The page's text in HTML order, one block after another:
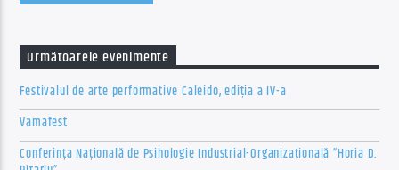
Următoarele evenimente
Festivalul de arte performative Caleido, ediția a IV-a
Vamafest
Conferința Națională de Psihologie Industrial-Organizațională ”Horia D.